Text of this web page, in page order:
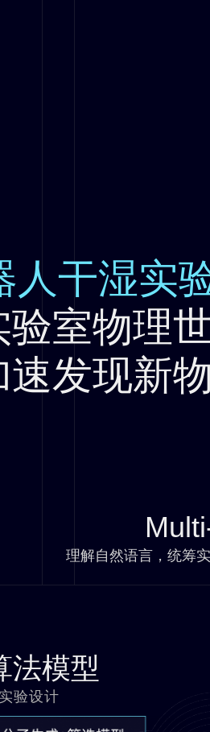
人干湿实
室物理
发现新
理解自然语言，统筹
法模型
验设计​